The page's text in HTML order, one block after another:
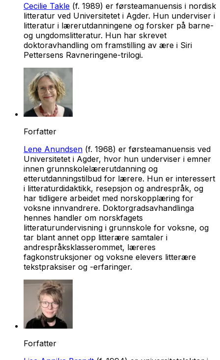
Cecilie Takle (f. 1989) er førsteamanuensis i nordisk
litteratur ved Universitetet i Agder. Hun underviser i
litteratur i lærerutdanningene og forsker på barne-
og ungdomslitteratur. Hun har skrevet
doktoravhandling om framstilling av ære i Siri
Pettersens Ravneringene-trilogi.
Forfatter
Lene Anundsen (f. 1968) er førsteamanuensis ved
Universitetet i Agder, hvor hun underviser i emner
innen grunnskolelærerutdanning og
etterutdanningstilbud for lærere. Hun er interessert
i litteraturdidaktikk, resepsjon og andrespråk, og
har tidligere arbeidet med norskopplæring for
voksne innvandrere. Doktorgradsavhandlinga
hennes handler om norskfagets
litteraturundervisning i grunnskole for voksne, og
tar blant annet opp litterære samtaler i
andrespråksklasserommet, læreres
fagkonstruksjoner og voksne elevers litterære
tekstpraksiser og -erfaringer.
Forfatter